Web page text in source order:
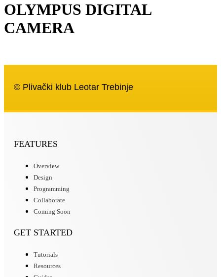
OLYMPUS DIGITAL
CAMERA
© Plivački klub Leotar Trebinje
FEATURES
Overview
Design
Programming
Collaborate
Coming Soon
GET STARTED
Tutorials
Resources